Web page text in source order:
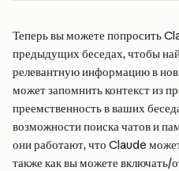
Теперь вы можете попросить
предыдущих беседах, чтобы
релевантную информацию в
может запомнить контекст из
преемственность в ваших
возможности поиска чатов и
они работают, что Claude
также как вы можете включать/